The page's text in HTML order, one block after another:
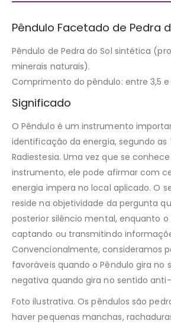
Pêndulo Facetado de Pedra
Pêndulo de Pedra do Sol sintética
minerais naturais).
Comprimento do pêndulo: entre 3,5
Significado
O Pêndulo é um instrumento
identificação da energia, segundo as
Radiestesia. Uma vez que se
instrumento, ele pode afirmar com
energia impera no local aplicado. O
reside na objetividade da pergunta
posterior silêncio mental, enquanto o
captando ou transmitindo
Convencionalmente, consideramos
favoráveis quando o Pêndulo gira no
negativa quando gira no sentido
Foto ilustrativa. Os pêndulos são
haver pequenas manchas,